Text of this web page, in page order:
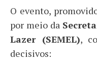
O evento,
por meio da
Lazer (SEMEL),
decisivos: